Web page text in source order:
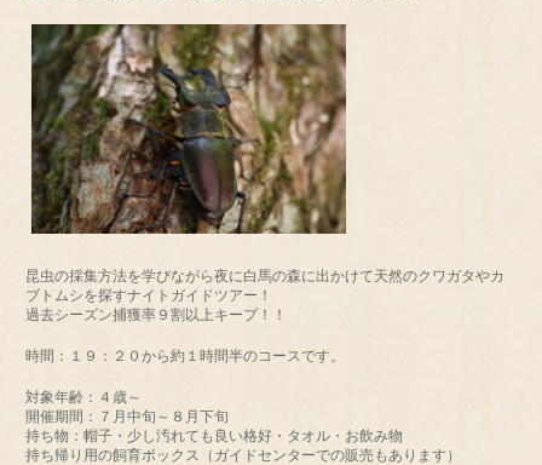
昆虫の採集方法を学びながら夜に白馬の森に出かけて天然のクワガタやカ
ブトムシを探すナイトガイドツアー！
過去シーズン捕獲率９割以上キープ！！
時間：１９：２０から約１時間半のコースです。
対象年齢：４歳～
開催期間：７月中旬～８月下旬
持ち物：帽子・少し汚れても良い格好・タオル・お飲み物
持ち帰り用の飼育ボックス（ガイドセンターでの販売もあります）